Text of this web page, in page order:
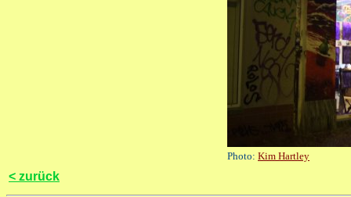
Photo: Kim Hartley
< zurück